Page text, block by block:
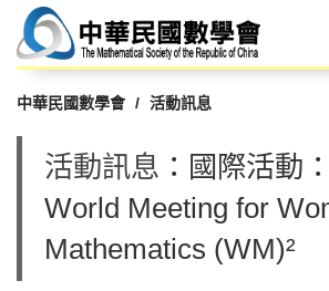
中華民國數學會 活動訊息
活動訊息 ：國際活動
World Meeting for
Mathematics (WM)²